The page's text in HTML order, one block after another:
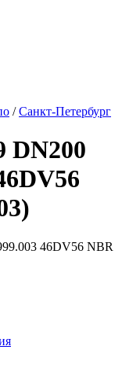
/ Санкт-Петербург
DN200
46DV56 NBR